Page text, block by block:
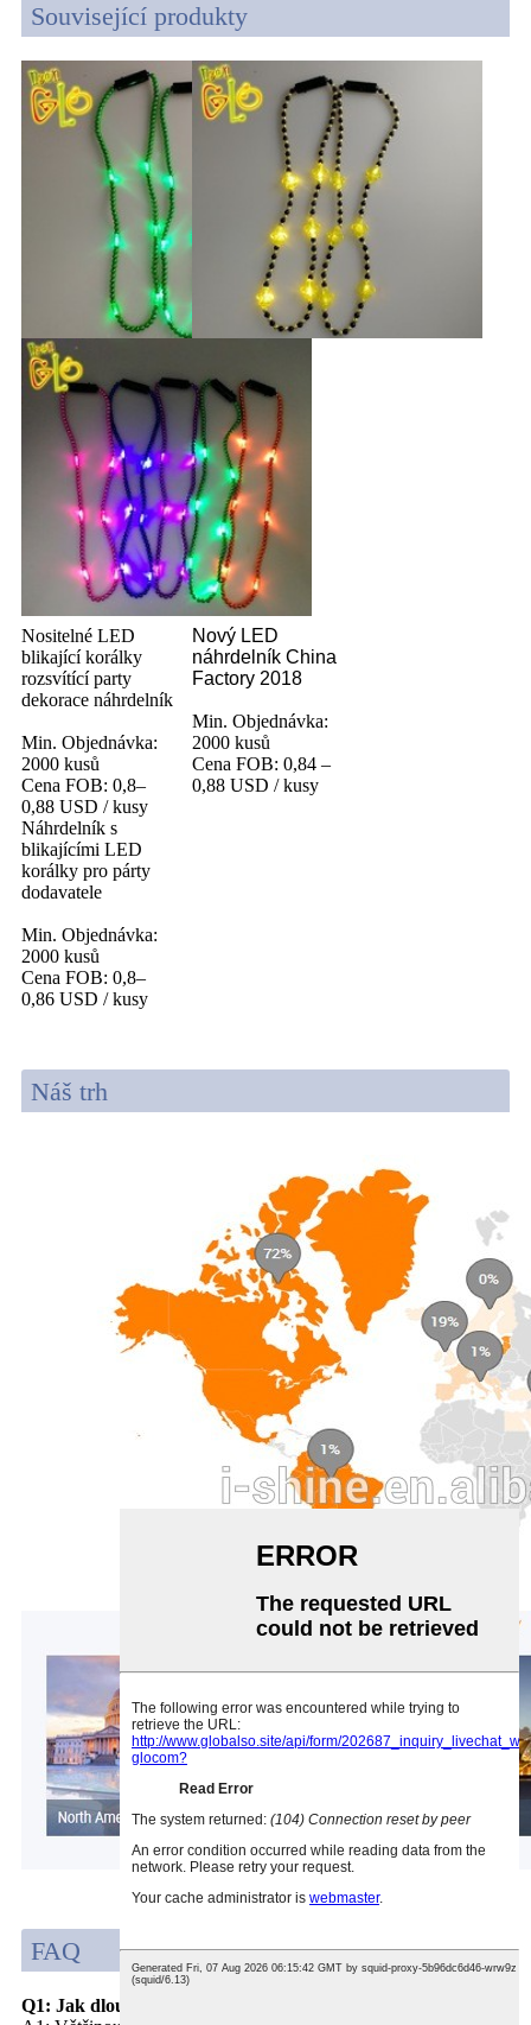
Související produkty
Nositelné LED
blikající korálky
rozsvítící party
dekorace náhrdelník
Min. Objednávka:
2000 kusů
Cena FOB: 0,8–
0,88 USD / kusy
Nový LED
náhrdelník China
Factory 2018
Min. Objednávka:
2000 kusů
Cena FOB: 0,84 –
0,88 USD / kusy
Náhrdelník s
blikajícími LED
korálky pro párty
dodavatele
Min. Objednávka:
2000 kusů
Cena FOB: 0,8–
0,86 USD / kusy
Náš trh
FAQ
Q1: Jak dlouho vydrží baterie?